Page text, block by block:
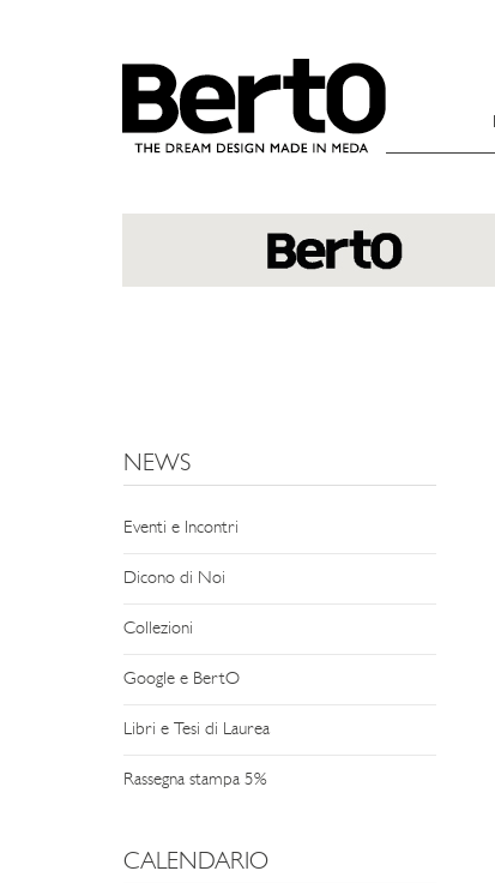
NEWS
Eventi e Incontri
Dicono di Noi
Collezioni
Google e BertO
Libri e Tesi di Laurea
Rassegna stampa 5%
CALENDARIO